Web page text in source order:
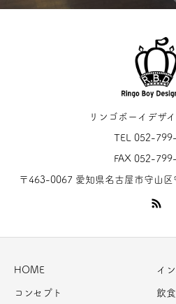
リンゴボーイデザ
TEL 052-
FAX 052-
〒463-0067 愛知県名古屋市守山
HOME イ
コンセプト 飲